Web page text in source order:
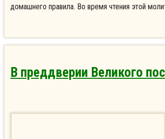
домашнего правила. Во время чтения этой
В преддверии Великого